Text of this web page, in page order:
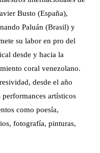
Busto (España),
Paluán (Brasil) y
su labor en pro del
desde y hacia la
coral venezolano.
desde el año
artísticos
como poesía,
fotografía, pinturas,